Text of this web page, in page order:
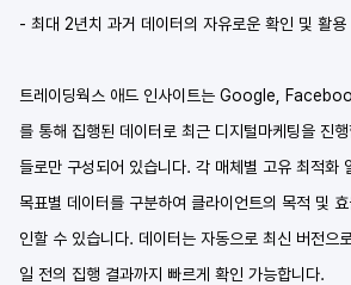
- 최대 2년치 과거 데이터의 자유로운 확인 및 활용
트레이딩웍스 애드 인사이트는 Google,
를 통해 집행된 데이터로 최근 디지털마케팅을 진
들로만 구성되어 있습니다. 각 매체별 고유 최적화
목표별 데이터를 구분하여 클라이언트의 목적 및
인할 수 있습니다. 데이터는 자동으로 최신 버전으
일 전의 집행 결과까지 빠르게 확인 가능합니다.